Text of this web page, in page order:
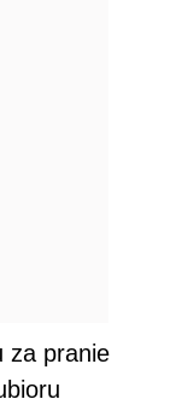
za pranie